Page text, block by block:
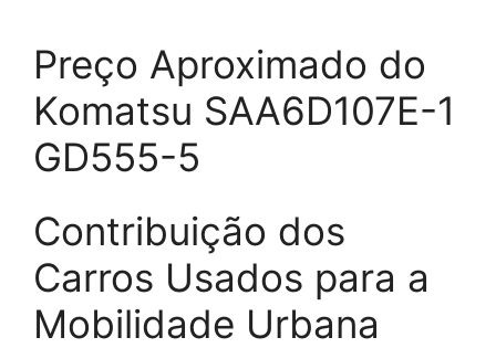
Preço Aproximado do
Komatsu SAA6D107E-1
GD555-5
Contribuição dos
Carros Usados para a
Mobilidade Urbana